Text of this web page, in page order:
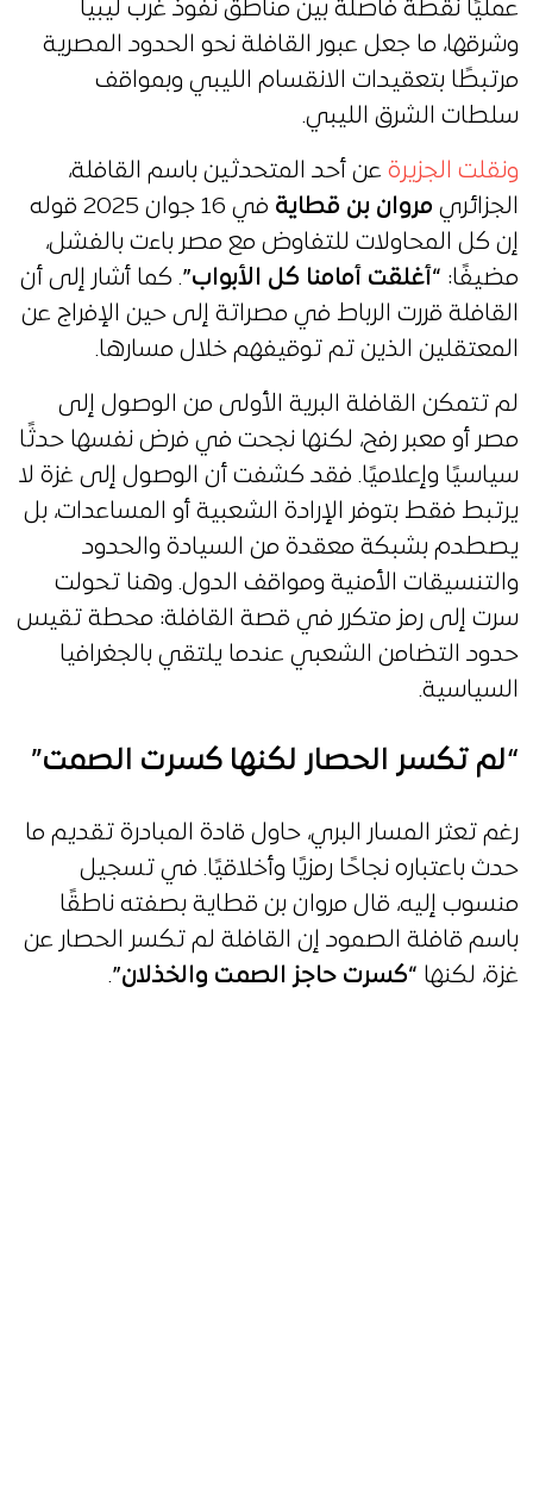
عمليًا نقطة فاصلة بين مناطق نفوذ غرب ليبيا
وشرقها، ما جعل عبور القافلة نحو الحدود المصرية
مرتبطًا بتعقيدات الانقسام الليبي وبمواقف
سلطات الشرق الليبي.
ونقلت الجزيرة عن أحد المتحدثين باسم القافلة،
الجزائري مروان بن قطاية
في 16 جوان 2025 قوله
إن كل المحاولات للتفاوض مع مصر باءت بالفشل،
مضيفًا: “أغلقت أمامنا كل الأبواب”. كما أشار إلى أن
القافلة قررت الرباط في مصراتة إلى حين الإفراج عن
المعتقلين الذين تم توقيفهم خلال مسارها.
لم تتمكن القافلة البرية الأولى من الوصول إلى
مصر أو معبر رفح، لكنها نجحت في فرض نفسها حدثًا
سياسيًا وإعلاميًا. فقد كشفت أن الوصول إلى غزة لا
يرتبط فقط بتوفر الإرادة الشعبية أو المساعدات، بل
يصطدم بشبكة معقدة من السيادة والحدود
والتنسيقات الأمنية ومواقف الدول. وهنا تحولت
سرت إلى رمز متكرر في قصة القافلة: محطة تقيس
حدود التضامن الشعبي عندما يلتقي بالجغرافيا
السياسية.
“لم تكسر الحصار لكنها كسرت الصمت”
رغم تعثر المسار البري، حاول قادة المبادرة تقديم ما
حدث باعتباره نجاحًا رمزيًا وأخلاقيًا. في تسجيل
منسوب إليه، قال مروان بن قطاية بصفته ناطقًا
باسم قافلة الصمود إن القافلة لم تكسر الحصار عن
غزة، لكنها “كسرت حاجز الصمت والخذلان”.